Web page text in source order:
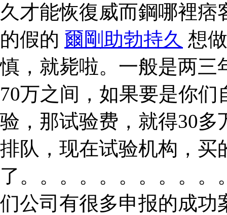
久才能恢復威而鋼哪裡
的假的 爾剛助勃持久 想
慎，就毙啦。一般是两三
70万之间，如果要是你
验，那试验费，就得30
排队，现在试验机构，买
了。。。。。。。。。
们公司有很多申报的成功